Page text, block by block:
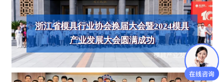
浙江省模具行业协会换届大会暨2024模具
产业发展大会圆满成功